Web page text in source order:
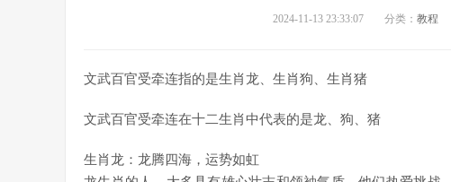
2024-11-13 23:33:07 分类： 教程
文武百官受牵连指的是生肖龙、生肖狗、生肖猪
文武百官受牵连在十二生肖中代表的是龙、狗、猪
生肖龙：龙腾四海，运势如虹